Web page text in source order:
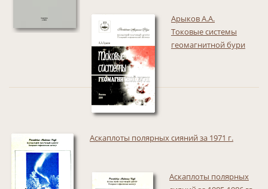
Арыков А.А.
Токовые системы
геомагнитной бури
Аскаплоты полярных сияний за 1971 г.
Аскаплоты полярных